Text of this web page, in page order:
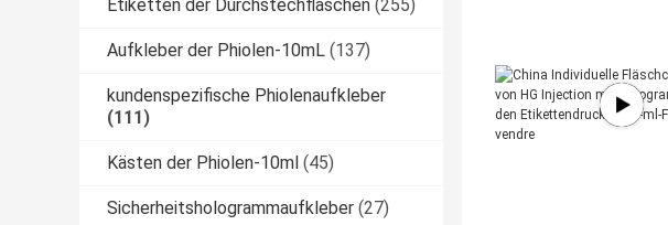
Etiketten der Durchstechflaschen (255)
Aufkleber der Phiolen-10mL (137)
kundenspezifische Phiolenaufkleber
(111)
Kästen der Phiolen-10ml (45)
Sicherheitshologrammaufkleber (27)